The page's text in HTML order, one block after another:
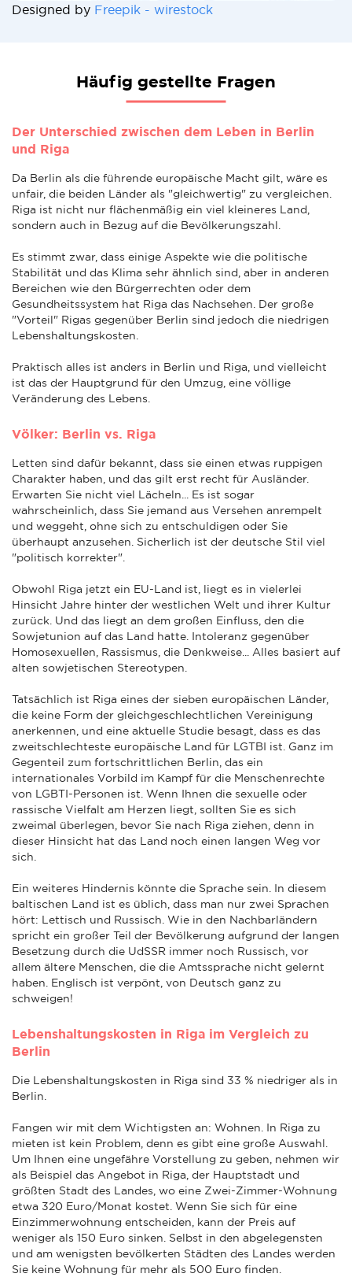
Designed by Freepik - wirestock
Häufig gestellte Fragen
Der Unterschied zwischen dem Leben in Berlin
und Riga
Da Berlin als die führende europäische Macht gilt, wäre es
unfair, die beiden Länder als "gleichwertig" zu vergleichen.
Riga ist nicht nur flächenmäßig ein viel kleineres Land,
sondern auch in Bezug auf die Bevölkerungszahl.
Es stimmt zwar, dass einige Aspekte wie die politische
Stabilität und das Klima sehr ähnlich sind, aber in anderen
Bereichen wie den Bürgerrechten oder dem
Gesundheitssystem hat Riga das Nachsehen. Der große
"Vorteil" Rigas gegenüber Berlin sind jedoch die niedrigen
Lebenshaltungskosten.
Praktisch alles ist anders in Berlin und Riga, und vielleicht
ist das der Hauptgrund für den Umzug, eine völlige
Veränderung des Lebens.
Völker: Berlin vs. Riga
Letten sind dafür bekannt, dass sie einen etwas ruppigen
Charakter haben, und das gilt erst recht für Ausländer.
Erwarten Sie nicht viel Lächeln... Es ist sogar
wahrscheinlich, dass Sie jemand aus Versehen anrempelt
und weggeht, ohne sich zu entschuldigen oder Sie
überhaupt anzusehen. Sicherlich ist der deutsche Stil viel
"politisch korrekter".
Obwohl Riga jetzt ein EU-Land ist, liegt es in vielerlei
Hinsicht Jahre hinter der westlichen Welt und ihrer Kultur
zurück. Und das liegt an dem großen Einfluss, den die
Sowjetunion auf das Land hatte. Intoleranz gegenüber
Homosexuellen, Rassismus, die Denkweise... Alles basiert auf
alten sowjetischen Stereotypen.
Tatsächlich ist Riga eines der sieben europäischen Länder,
die keine Form der gleichgeschlechtlichen Vereinigung
anerkennen, und eine aktuelle Studie besagt, dass es das
zweitschlechteste europäische Land für LGTBI ist. Ganz im
Gegenteil zum fortschrittlichen Berlin, das ein
internationales Vorbild im Kampf für die Menschenrechte
von LGBTI-Personen ist. Wenn Ihnen die sexuelle oder
rassische Vielfalt am Herzen liegt, sollten Sie es sich
zweimal überlegen, bevor Sie nach Riga ziehen, denn in
dieser Hinsicht hat das Land noch einen langen Weg vor
sich.
Ein weiteres Hindernis könnte die Sprache sein. In diesem
baltischen Land ist es üblich, dass man nur zwei Sprachen
hört: Lettisch und Russisch. Wie in den Nachbarländern
spricht ein großer Teil der Bevölkerung aufgrund der langen
Besetzung durch die UdSSR immer noch Russisch, vor
allem ältere Menschen, die die Amtssprache nicht gelernt
haben. Englisch ist verpönt, von Deutsch ganz zu
schweigen!
Lebenshaltungskosten in Riga im Vergleich zu
Berlin
Die Lebenshaltungskosten in Riga sind 33 % niedriger als in
Berlin.
Fangen wir mit dem Wichtigsten an: Wohnen. In Riga zu
mieten ist kein Problem, denn es gibt eine große Auswahl.
Um Ihnen eine ungefähre Vorstellung zu geben, nehmen wir
als Beispiel das Angebot in Riga, der Hauptstadt und
größten Stadt des Landes, wo eine Zwei-Zimmer-Wohnung
etwa 320 Euro/Monat kostet. Wenn Sie sich für eine
Einzimmerwohnung entscheiden, kann der Preis auf
weniger als 150 Euro sinken. Selbst in den abgelegensten
und am wenigsten bevölkerten Städten des Landes werden
Sie keine Wohnung für mehr als 500 Euro finden.